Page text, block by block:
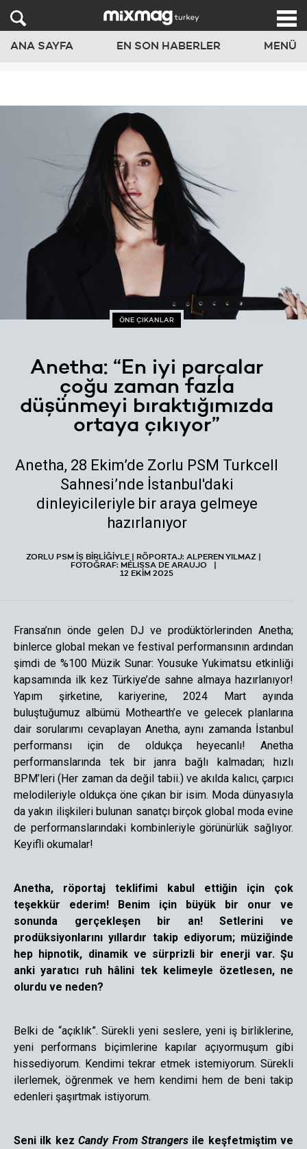
ANA SAYFA EN SON HABERLER MENÜ
ÖNE ÇIKANLAR
Anetha: “En iyi parçalar
çoğu zaman fazla
düşünmeyi bıraktığımızda
ortaya çıkıyor”
Anetha, 28 Ekim’de Zorlu PSM Turkcell
Sahnesi’nde İstanbul'daki
dinleyicileriyle bir araya gelmeye
hazırlanıyor
ZORLU PSM İŞ BİRLİĞİYLE | RÖPORTAJ: ALPEREN YILMAZ |
FOTOĞRAF: MÉLISSA DE ARAUJO
12 EKIM 2025
Fransa’nın önde gelen DJ ve prodüktörlerinden Anetha;
binlerce global mekan ve festival performansının ardından
şimdi de %100 Müzik Sunar: Yousuke Yukimatsu etkinliği
kapsamında ilk kez Türkiye’de sahne almaya hazırlanıyor!
Yapım şirketine, kariyerine, 2024 Mart ayında
buluştuğumuz albümü Mothearth’e ve gelecek planlarına
dair sorularımı cevaplayan Anetha, aynı zamanda İstanbul
performansı için de oldukça heyecanlı! Anetha
performanslarında tek bir janra bağlı kalmadan; hızlı
BPM’leri (Her zaman da değil tabii.) ve akılda kalıcı, çarpıcı
melodileriyle oldukça öne çıkan bir isim. Moda dünyasıyla
da yakın ilişkileri bulunan sanatçı birçok global moda evine
de performanslarındaki kombinleriyle görünürlük sağlıyor.
Keyifli okumalar!
Anetha, röportaj teklifimi kabul ettiğin için çok
teşekkür ederim! Benim için büyük bir onur ve
sonunda gerçekleşen bir an! Setlerini ve
prodüksiyonlarını yıllardır takip ediyorum; müziğinde
hep hipnotik, dinamik ve sürprizli bir enerji var. Şu
anki yaratıcı ruh hâlini tek kelimeyle özetlesen, ne
olurdu ve neden?
Belki de “açıklık”. Sürekli yeni seslere, yeni iş birliklerine,
yeni performans biçimlerine kapılar açıyormuşum gibi
hissediyorum. Kendimi tekrar etmek istemiyorum. Sürekli
ilerlemek, öğrenmek ve hem kendimi hem de beni takip
edenleri şaşırtmak istiyorum.
Seni ilk kezCandy From Strangersile keşfetmiştim ve